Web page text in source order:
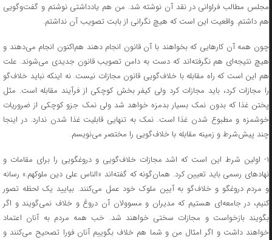
مجلس مطالب فراوانی در نقد آن نوشته شد. من هم یادداشتی نوشتم و گفت‌وگویی
هم داشتم. واقعیت این است که هیچ نگرانی از بابت تصویب آن نداشتم.
چون همه آن کار‌هایی که بخواهند با آن قانون انجام دهند هم‌اکنون انجام می‌دهند و
هیچ نتیجه‌ای هم نگرفته‌اند که دست به دامن تصویب قانون جدیدی می‌شوند. علت
هم این است که راه مقابله با خلاف‌گویی قانون مجازات نیست. نه اینکه نباید خلاف‌گو
را مجازات کرد، باید مجازات کرد ولی کیفر بخش کوچکی از فرآیند مقابله است. مثل
پختن غذا که بدون نمک بسیار بدمزه خواهد شد ولی نمک جزو کوچکی از ضروریات
خوشمزه و مطبوع شدن غذا است. نمک به تنهایی قابلیت غذا شدن ندارد. در اینجا
چند پیش‌شرط و زمینه مقابله با خلاف‌گویی را مختصر می‌نویسم.
۱- اولین شرط این است که اشد مجازات خلاف‌گویی و دروغگویی را برای مقامات و
نهاد‌های رسمی باید تعیین کرد. همان‌گونه که گفته‌اند «الناس علی دین ملوکهم.» رسانه
و مردم دروغگو و خلاف‌گو به آیین ملوک خود عمل می‌کنند. بیایید یک لحظه تصور
کنیم، در جامعه‌ای هستیم که مدیران و مسوولان آن دروغ و خلاف نمی‌گویند و اگر
بگویند بازخواست و مجازات سختی خواهند شد. خب همه مردم به آنان اعتماد
خواهند داشت و اگر امثال من و شما هم خلاف بگوییم آنان فورا تصحیح می‌کنند و